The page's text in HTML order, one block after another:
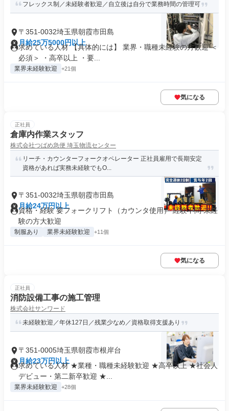
フレックス制／未経験者歓迎／自立後は自分で業務時間の管理可
〒351-0032埼玉県朝霞市田島
月給25万5000円以上
求めている人材 【具体的には】 業界・職種未経験の方歓迎 ＜
必須＞ ・高卒以上 ・要...
業界未経験歓迎 +21個
気になる
正社員
倉庫内作業スタッフ
株式会社つばめ急便 埼玉物流センター
リーチ・カウンターフォークオペレーター 正社員雇用で長期安定
資格があれば実務未経験でもO...
〒351-0032埼玉県朝霞市田島
月給24万円以上
資格・経験 要フォークリフト（カウンタ使用） 経験不問 未経
験の方大歓迎
制服あり 業界未経験歓迎 +11個
気になる
正社員
消防設備工事の施工管理
株式会社サンワード
未経験歓迎／年休127日／残業少なめ／資格取得支援あり
〒351-0005埼玉県朝霞市根岸台
月給23万円以上
求めている人材 ★業種・職種未経験歓迎 ★高卒以上 ★社会人
デビュー・第二新卒歓迎 ★...
業界未経験歓迎 +28個